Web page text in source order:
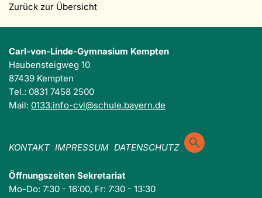
Zurück zur Übersicht
Carl-von-Linde-Gymnasium Kempten
Haubensteigweg 10
87439 Kempten
Tel.: 0831 7458 2500
Mail: 0133.info-cvl@schule.bayern.de
KONTAKT IMPRESSUM DATENSCHUTZ
Öffnungszeiten Sekretariat
Mo-Do: 7:30 - 16:00, Fr: 7:30 - 13:30